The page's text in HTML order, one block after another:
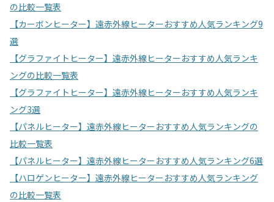
の比較一覧表
【カーボンヒーター】遠赤外線ヒーターおすすめ人気ランキング9
選
【グラファイトヒーター】遠赤外線ヒーターおすすめ人気ランキ
ングの比較一覧表
【グラファイトヒーター】遠赤外線ヒーターおすすめ人気ランキ
ング3選
【パネルヒーター】遠赤外線ヒーターおすすめ人気ランキングの
比較一覧表
【パネルヒーター】遠赤外線ヒーターおすすめ人気ランキング6選
【ハロゲンヒーター】遠赤外線ヒーターおすすめ人気ランキング
の比較一覧表